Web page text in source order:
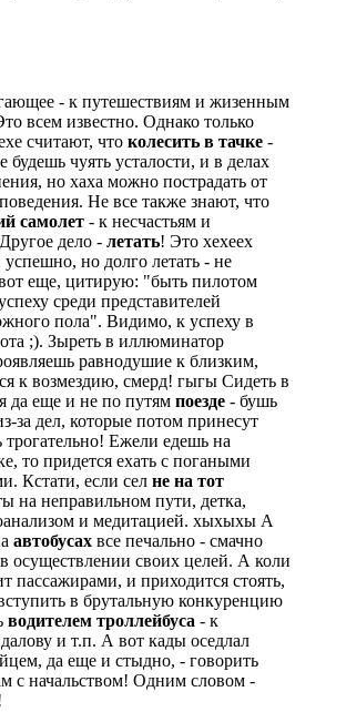
- к путешествиям и жизенным
всем известно. Однако только
считают, что колесить в тачке -
будешь чуять усталости, и в делах
но хаха можно пострадать от
Не все также знают, что
самолет - к несчастьям и
дело - летать! Это хехеех
но долго летать - не
еще, цитирую: "быть пилотом
среди представителей
пола". Видимо, к успеху в
;). Зыреть в иллюминатор
равнодушие к близким,
к возмездию, смерд! гыгы Сидеть в
да еще и не по путям поезде - бушь
за дел, которые потом принесут
трогательно! Ежели едешь на
то придется ехать с погаными
Кстати, если сел не на тот
на неправильном пути, детка,
и медитацией. хыхыхы А
автобусах все печально - смачно
осуществлении своих целей. А коли
пассажирами, и приходится стоять,
в брутальную конкуренцию
водителем троллейбуса - к
и т.п. А вот кады оседлал
да еще и стыдно, - говорить
с начальством! Одним словом -